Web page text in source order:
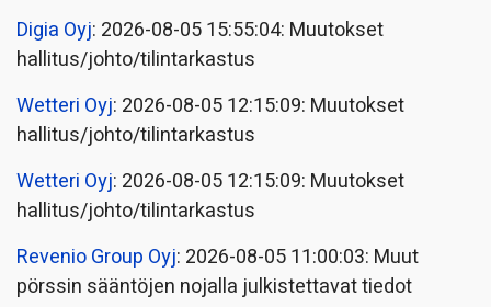
Digia Oyj: 2026-08-05 15:55:04: Muutokset
hallitus/johto/tilintarkastus
Wetteri Oyj: 2026-08-05 12:15:09: Muutokset
hallitus/johto/tilintarkastus
Wetteri Oyj: 2026-08-05 12:15:09: Muutokset
hallitus/johto/tilintarkastus
Revenio Group Oyj: 2026-08-05 11:00:03: Muut
pörssin sääntöjen nojalla julkistettavat tiedot